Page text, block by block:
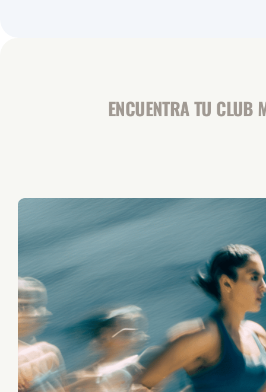
ENCUENTRA TU CLUB